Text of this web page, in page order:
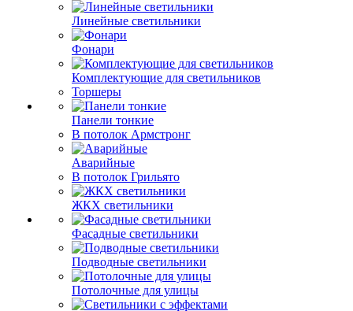
Линейные светильники
Фонари
Комплектующие для светильников
Торшеры
Панели тонкие
В потолок Армстронг
Аварийные
В потолок Грильято
ЖКХ светильники
Фасадные светильники
Подводные светильники
Потолочные для улицы